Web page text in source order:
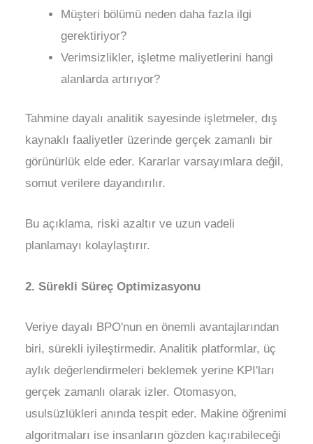
Müşteri bölümü neden daha fazla ilgi
gerektiriyor?
Verimsizlikler, işletme maliyetlerini hangi
alanlarda artırıyor?
Tahmine dayalı analitik sayesinde işletmeler, dış
kaynaklı faaliyetler üzerinde gerçek zamanlı bir
görünürlük elde eder. Kararlar varsayımlara değil,
somut verilere dayandırılır.
Bu açıklama, riski azaltır ve uzun vadeli
planlamayı kolaylaştırır.
2. Sürekli Süreç Optimizasyonu
Veriye dayalı BPO'nun en önemli avantajlarından
biri, sürekli iyileştirmedir. Analitik platformlar, üç
aylık değerlendirmeleri beklemek yerine KPI'ları
gerçek zamanlı olarak izler. Otomasyon,
usulsüzlükleri anında tespit eder. Makine öğrenimi
algoritmaları ise insanların gözden kaçırabileceği